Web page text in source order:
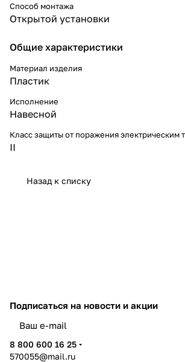
Способ монтажа
Открытой установки
Общие характеристики
Материал изделия
Пластик
Исполнение
Навесной
Класс защиты от поражения электрическим
II
Назад к списку
Подписаться на новости и акции
8 800 600 16 25
570055@mail.ru